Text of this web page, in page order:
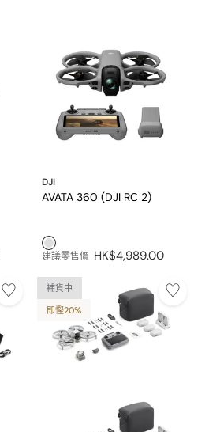
DJI
AVATA 360 (DJI RC 2)
淺灰色1
建議零售價 HK$4,989.00
補貨中
即慳20%